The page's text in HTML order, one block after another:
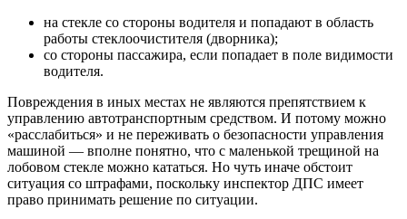
на стекле со стороны водителя и попадают в область
работы стеклоочистителя (дворника);
со стороны пассажира, если попадает в поле видимости
водителя.
Повреждения в иных местах не являются препятствием к
управлению автотранспортным средством. И потому можно
«расслабиться» и не переживать о безопасности управления
машиной — вполне понятно, что с маленькой трещиной на
лобовом стекле можно кататься. Но чуть иначе обстоит
ситуация со штрафами, поскольку инспектор ДПС имеет
право принимать решение по ситуации.